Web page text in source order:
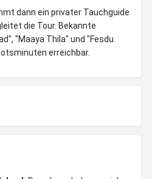
dann ein privater Tauchguide
die Tour. Bekannte
"Maaya Thila" und "Fesdu
erreichbar.